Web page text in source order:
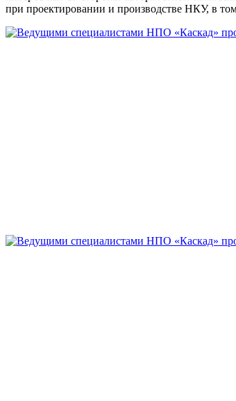
при проектировании и производстве НКУ, в